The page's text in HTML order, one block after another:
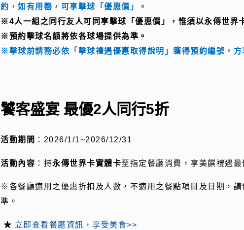
約，如有用罄，可享擊球「優惠價」。
※4人一組之同行友人可同享擊球「優惠價」，惟須以永傳世界
※預約擊球名額將依各球場提供為準。
※擊球前請務必依「擊球禮遇優惠取得說明」獲得預約編號，
饕客盛宴 最優2人同行5折
活動期間 ：2026/1/1~2026/12/31
活動內容 ：持永傳世界卡實體卡至指定餐廳消費，享美饌禮遇最
※各餐廳適用之優惠折扣及人數，不適用之餐點項目及日期，請
準。
★ 立即查看餐廳資訊，享受美食>>